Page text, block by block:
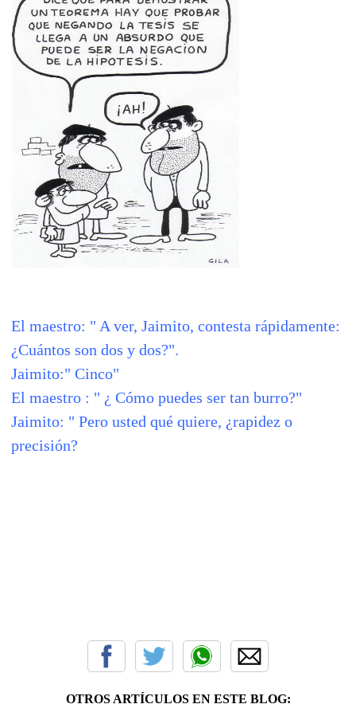
El maestro: " A ver, Jaimito, contesta rápidamente:
¿Cuántos son dos y dos?".
Jaimito:" Cinco"
El maestro : " ¿ Cómo puedes ser tan burro?"
Jaimito: " Pero usted qué quiere, ¿rapidez o
precisión?
OTROS ARTÍCULOS EN ESTE BLOG: